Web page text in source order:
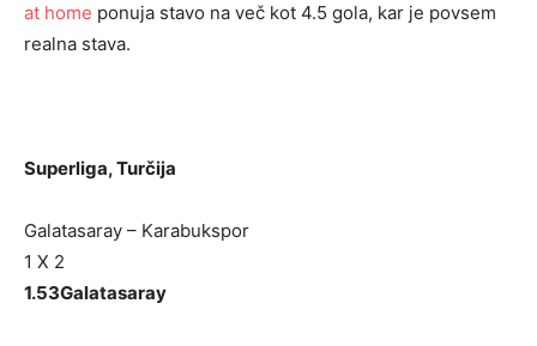
at home ponuja stavo na več kot 4.5 gola, kar je povsem
realna stava.
Superliga, Turčija
Galatasaray – Karabukspor
1 X 2
1.53Galatasaray